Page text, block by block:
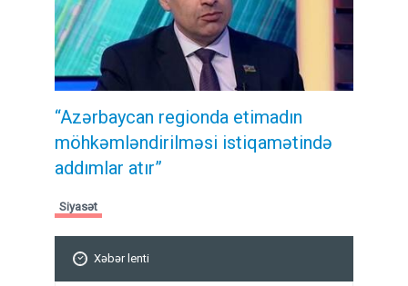
“Azərbaycan regionda etimadın
möhkəmləndirilməsi istiqamətində
addımlar atır”
Siyasət
Xəbər lenti